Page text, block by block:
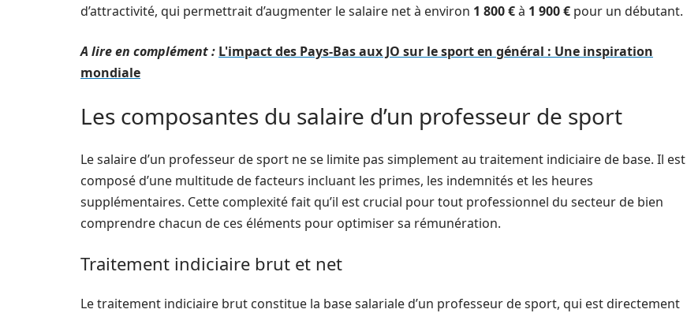
d’attractivité, qui permettrait d’augmenter le salaire net à environ 1 800 €à 1 900 € pour un débutant.
A lire en complément : L'impact des Pays-Bas aux JO sur le sport en général : Une inspiration
mondiale
Les composantes du salaire d’un professeur de sport
Le salaire d’un professeur de sport ne se limite pas simplement au traitement indiciaire de base. Il est
composé d’une multitude de facteurs incluant les primes, les indemnités et les heures
supplémentaires. Cette complexité fait qu’il est crucial pour tout professionnel du secteur de bien
comprendre chacun de ces éléments pour optimiser sa rémunération.
Traitement indiciaire brut et net
Le traitement indiciaire brut constitue la base salariale d’un professeur de sport, qui est directement